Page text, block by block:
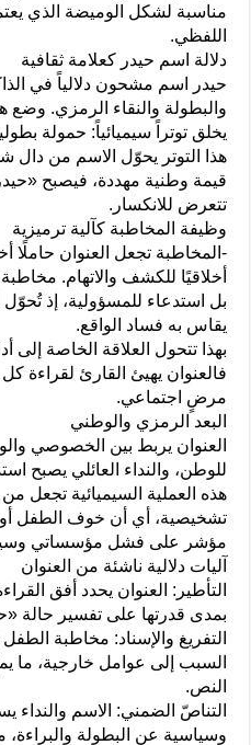
مناسبة لشكل الوميضة الذي
اللفظي.
دلالة اسم حيدر كعلامة ثقافية
حيدر اسم مشحون دلالياً في
والبطولة والنقاء الرمزي.
يخلق توتراً سيميائياً: حمولة
هذا التوتر يحوّل الاسم من
قيمة وطنية مهددة، فيصبح
تتعرض للانكسار.
وظيفة المخاطبة كآلية ترميزية
-المخاطبة تجعل العنوان حاملًا
أخلاقيًا للكشف والاتهام.
بل استدعاء للمسؤولية، إذ تُحوّل
يقاس به فساد الواقع.
بهذا تتحول العلاقة الخاصة إلى
فالعنوان يهيئ القارئ
مرضٍ اجتماعي.
البعد الرمزي والوطني
العنوان يربط بين الخصوصي
للوطن، والنداء العائلي يصبح
هذه العملية السيميائية تجعل من
تشخيصية، أي أن خوف الطفل
مؤشر على فشل مؤسساتي
آليات دلالية ناشئة من العنوان
التأطير: العنوان يحدد أفق
بمدى قدرتها على تفسير حالة
التفريغ والإسناد: مخاطبة
السبب إلى عوامل خارجية، ما
النص.
التناصّ الضمني: الاسم والنداء
وسياسية عن البطولة والبراءة،